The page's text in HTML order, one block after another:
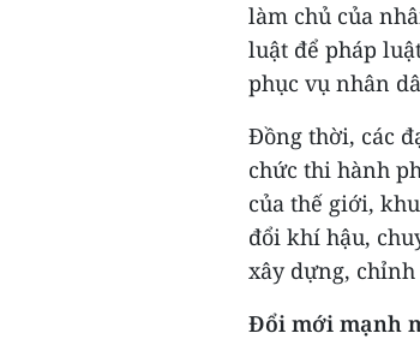
làm chủ của
luật để pháp
phục vụ nhân
Đồng thời, các
chức thi hành
của thế giới,
đổi khí hậu,
xây dựng,
Đổi mới mạnh